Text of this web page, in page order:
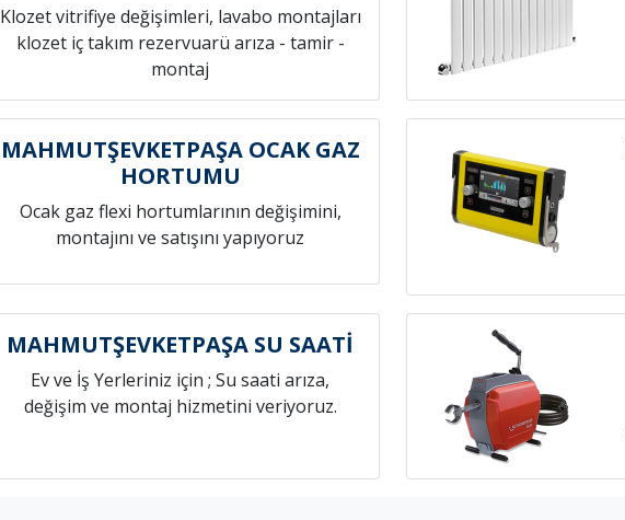
Klozet vitrifiye değişimleri, lavabo montajları
klozet iç takım rezervuarü arıza - tamir -
montaj
MAHMUTŞEVKETPAŞA OCAK GAZ
HORTUMU
Ocak gaz flexi hortumlarının değişimini,
montajını ve satışını yapıyoruz
MAHMUTŞEVKETPAŞA SU SAATİ
Ev ve İş Yerleriniz için ; Su saati arıza,
değişim ve montaj hizmetini veriyoruz.